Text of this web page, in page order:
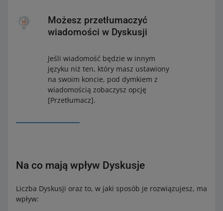
Możesz przetłumaczyć
wiadomości w Dyskusji
Jeśli wiadomość będzie w innym
języku niż ten, który masz ustawiony
na swoim koncie, pod dymkiem z
wiadomością zobaczysz opcję
[Przetłumacz].
Na co mają wpływ Dyskusje
Liczba Dyskusji oraz to, w jaki sposób je rozwiązujesz, ma
wpływ: